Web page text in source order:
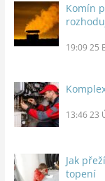
Komín
19:09 25
13:46 23
Jak
topení